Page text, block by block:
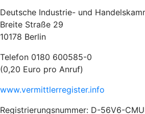
Deutsche Industrie- und
Breite Straße 29
10178 Berlin
Telefon 0180 600585-0
(0,20 Euro pro Anruf)
www.vermittlerregister.info
Registrierungsnummer: D-56V6-